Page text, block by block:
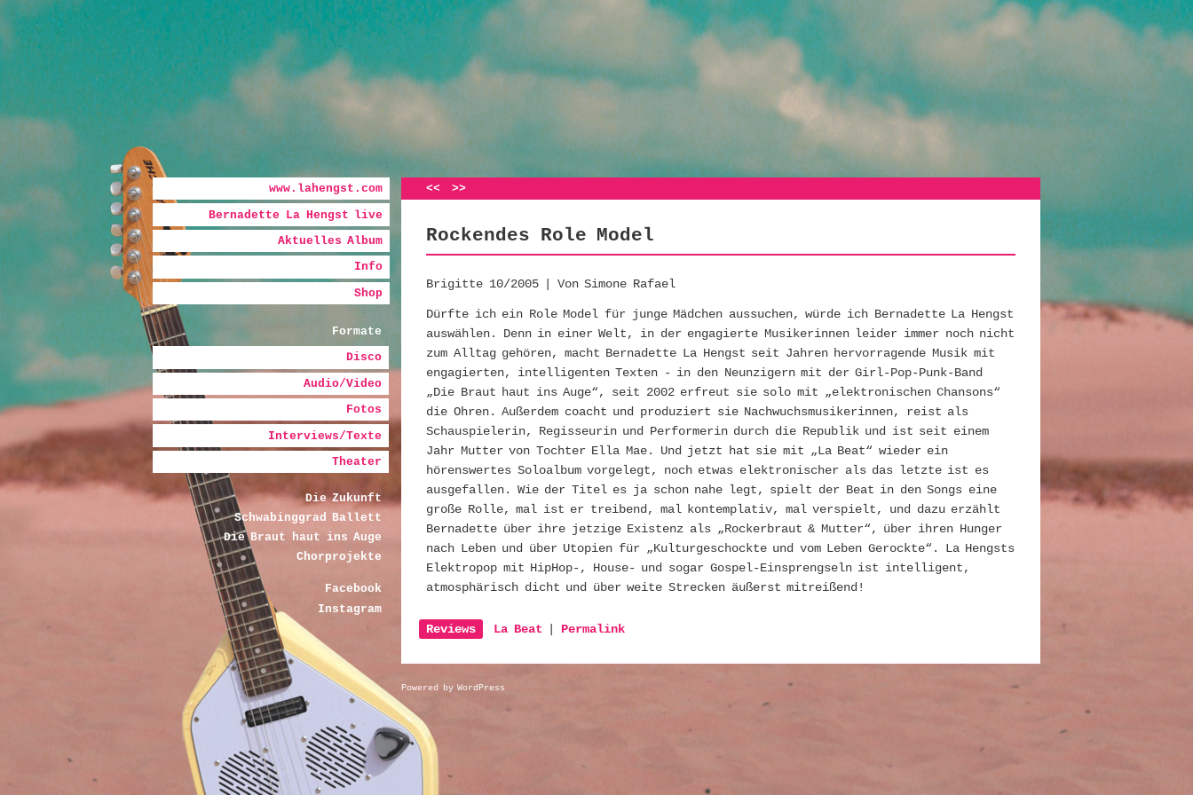
Bernadette
La Hengst
Zum Inhalt wechseln
Zum sekundären Inhalt wechseln
www.lahengst.com
Bernadette La Hengst live
Aktuelles Album
Info
Shop
Formate
Disco
Audio/Video
Fotos
Interviews/Texte
Theater
Die Zukunft
Schwabinggrad Ballett
Die Braut haut ins Auge
Chorprojekte
Facebook
Instagram
Artikelnavigation
<< >>
Rockendes Role Model
Brigitte 10/2005 | Von Simone Rafael
Dürfte ich ein Role Model für junge Mädchen aussuchen, würde ich Bernadette La Hengst
auswählen. Denn in einer Welt, in der engagierte Musikerinnen leider immer noch nicht
zum Alltag gehören, macht Bernadette La Hengst seit Jahren hervorragende Musik mit
engagierten, intelligenten Texten - in den Neunzigern mit der Girl-Pop-Punk-Band
„Die Braut haut ins Auge“, seit 2002 erfreut sie solo mit „elektronischen Chansons“
die Ohren. Außerdem coacht und produziert sie Nachwuchsmusikerinnen, reist als
Schauspielerin, Regisseurin und Performerin durch die Republik und ist seit einem
Jahr Mutter von Tochter Ella Mae. Und jetzt hat sie mit „La Beat“ wieder ein
hörenswertes Soloalbum vorgelegt, noch etwas elektronischer als das letzte ist es
ausgefallen. Wie der Titel es ja schon nahe legt, spielt der Beat in den Songs eine
große Rolle, mal ist er treibend, mal kontemplativ, mal verspielt, und dazu erzählt
Bernadette über ihre jetzige Existenz als „Rockerbraut & Mutter“, über ihren Hunger
nach Leben und über Utopien für „Kulturgeschockte und vom Leben Gerockte“. La Hengsts
Elektropop mit HipHop-, House- und sogar Gospel-Einsprengseln ist intelligent,
atmosphärisch dicht und über weite Strecken äußerst mitreißend!
Reviews La Beat Permalink
Powered by WordPress